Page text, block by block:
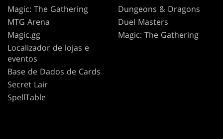
Magic: The Gathering
MTG Arena
Magic.gg
Localizador de lojas e
eventos
Base de Dados de Cards
Secret Lair
SpellTable
Dungeons & Dragons
Duel Masters
Magic: The Gathering